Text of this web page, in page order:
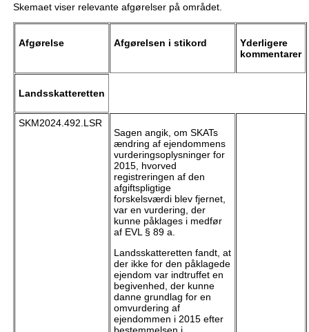
Skemaet viser relevante afgørelser på området.
Afgørelse Afgørelsen i stikord
Yderligere
kommentarer
Landsskatteretten
SKM2024.492.LSR
Sagen angik, om SKATs
ændring af ejendommens
vurderingsoplysninger for
2015, hvorved
registreringen af den
afgiftspligtige
forskelsværdi blev fjernet,
var en vurdering, der
kunne påklages i medfør
af EVL § 89 a.
Landsskatteretten fandt, at
der ikke for den påklagede
ejendom var indtruffet en
begivenhed, der kunne
danne grundlag for en
omvurdering af
ejendommen i 2015 efter
bestemmelsen i